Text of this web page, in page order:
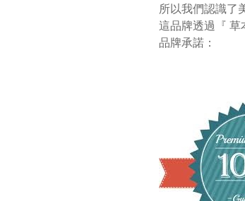
所以我們認識了
這品牌透過『
品牌承諾：